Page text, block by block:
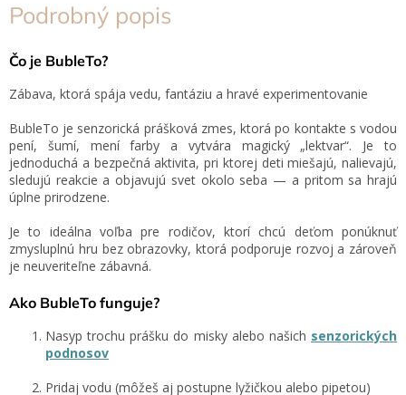
Podrobný popis
Čo je BubleTo?
Zábava, ktorá spája vedu, fantáziu a hravé experimentovanie
BubleTo je senzorická prášková zmes, ktorá po kontakte s vodou
pení, šumí, mení farby a vytvára magický „lektvar“. Je to
jednoduchá a bezpečná aktivita, pri ktorej deti miešajú, nalievajú,
sledujú reakcie a objavujú svet okolo seba — a pritom sa hrajú
úplne prirodzene.
Je to ideálna voľba pre rodičov, ktorí chcú deťom ponúknuť
zmysluplnú hru bez obrazovky, ktorá podporuje rozvoj a zároveň
je neuveriteľne zábavná.
Ako BubleTo funguje?
Nasyp trochu prášku do misky alebo našich senzorických
podnosov
Pridaj vodu (môžeš aj postupne lyžičkou alebo pipetou)